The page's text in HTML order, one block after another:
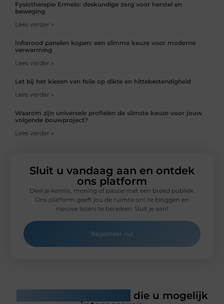
Fysiotherapie Ermelo: deskundige zorg voor herstel en
beweging
Lees verder »
Infrarood panelen kopen: een slimme keuze voor moderne
verwarming
Lees verder »
Let bij het kiezen van folie op dikte en hittebestendigheid
Lees verder »
Waarom zijn universele profielen de slimste keuze voor jouw
volgende bouwproject?
Lees verder »
Sluit u vandaag aan en ontdek
ons platform
Deel je kennis, mening of passie met een breed publiek.
Ons platform geeft jou de ruimte om te bloggen en
nieuwe lezers te bereiken. Sluit je aan!
Registreer nu!
die u mogelijk